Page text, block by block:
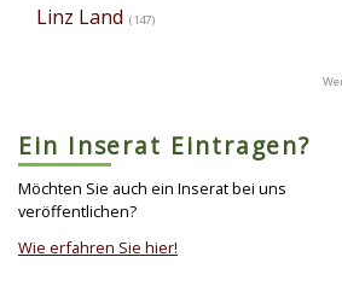
Linz Land (147)
Ein Inserat Eintragen?
Möchten Sie auch ein Inserat bei uns
veröffentlichen?
Wie erfahren Sie hier!